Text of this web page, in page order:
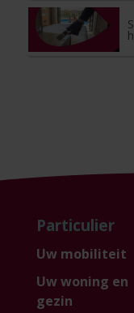
Particulier
Uw mobiliteit
Uw woning en
gezin